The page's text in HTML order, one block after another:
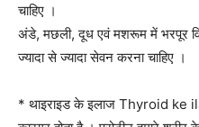
चाहिए ।
अंडे, मछली, दूध एवं मशरूम में भरपूर
ज्यादा से ज्यादा सेवन करना चाहिए ।
* थाइराइड के इलाज Thyroid ke